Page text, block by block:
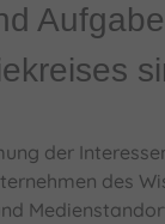
der
des